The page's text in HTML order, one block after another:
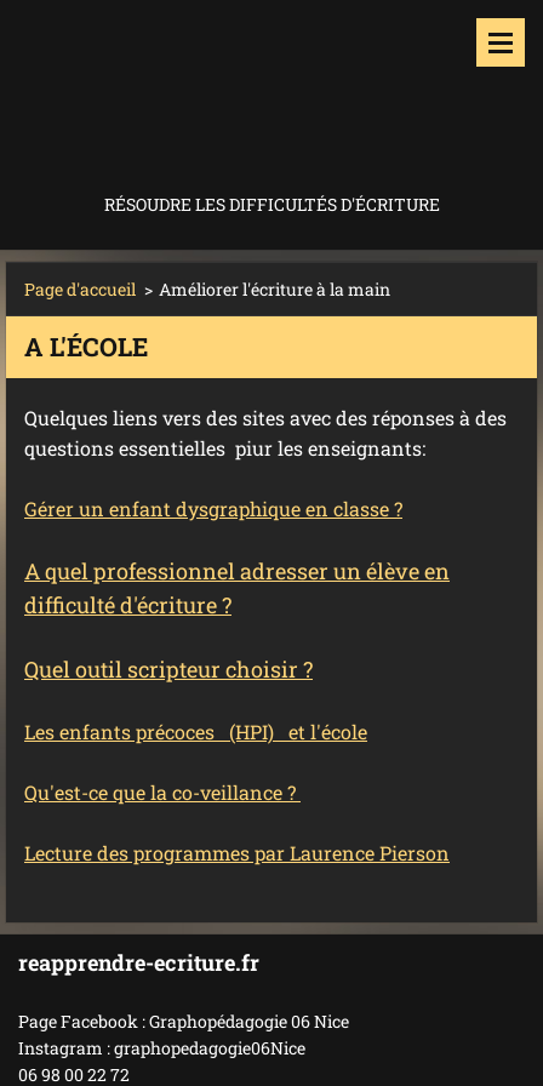
RÉSOUDRE LES DIFFICULTÉS D'ÉCRITURE
Page d'accueil > Améliorer l'écriture à la main
A L'ÉCOLE
Quelques liens vers des sites avec des réponses à des
questions essentielles piur les enseignants:
Gérer un enfant dysgraphique en classe ?
A quel professionnel adresser un élève en
difficulté d'écriture ?
Quel outil scripteur choisir ?
Les enfants précoces (HPI) et l'école
Qu'est-ce que la co-veillance ?
Lecture des programmes par Laurence Pierson
reapprendre-ecriture.fr
Page Facebook : Graphopédagogie 06 Nice
Instagram : graphopedagogie06Nice
06 98 00 22 72